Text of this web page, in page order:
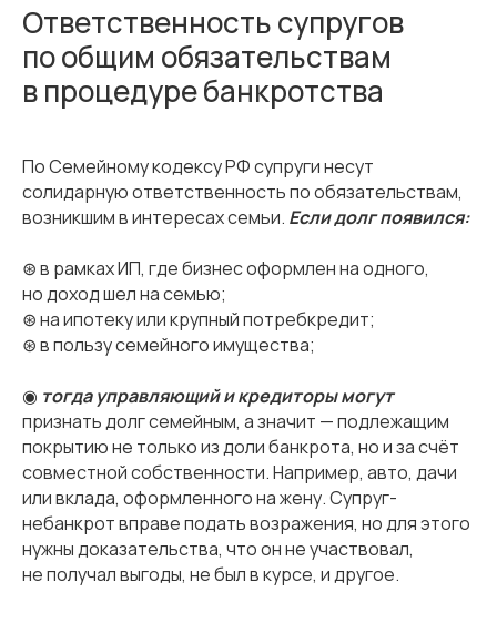
Ответственность супругов
по общим обязательствам
в процедуре банкротства
По Семейному кодексу РФ супруги несут
солидарную ответственность по обязательствам,
возникшим в интересах семьи. Если долг появился:
⊛ в рамках ИП, где бизнес оформлен на одного,
но доход шел на семью;
⊛ на ипотеку или крупный потребкредит;
⊛ в пользу семейного имущества;
◉ тогда управляющий и кредиторы могут
признать долг семейным, а значит — подлежащим
покрытию не только из доли банкрота, но и за счёт
совместной собственности. Например, авто, дачи
или вклада, оформленного на жену. Супруг-
небанкрот вправе подать возражения, но для этого
нужны доказательства, что он не участвовал,
не получал выгоды, не был в курсе, и другое.